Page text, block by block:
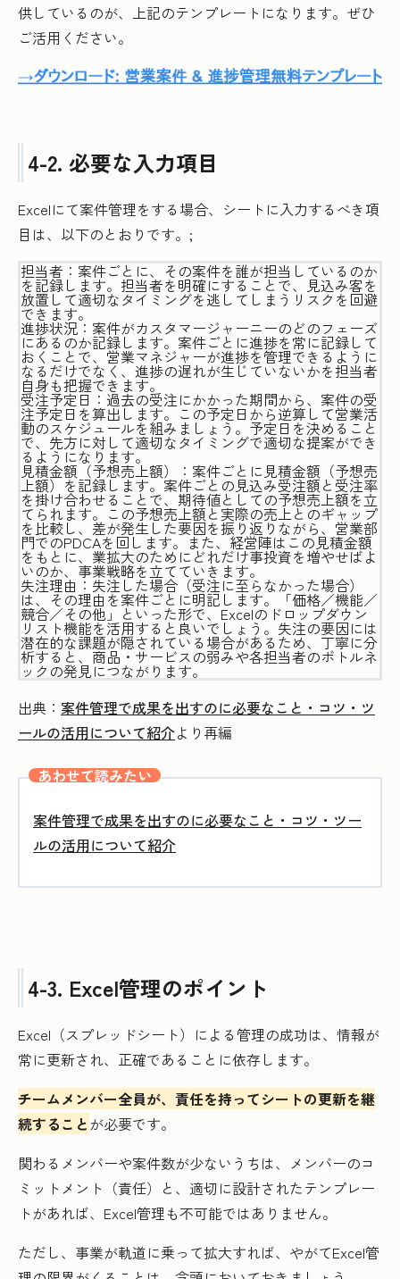
供しているのが、上記のテンプレートになります。ぜひ
ご活用ください。
4-2. 必要な入力項目
Excelにて案件管理をする場合、シートに入力するべき項
目は、以下のとおりです。;
担当者：案件ごとに、その案件を誰が担当しているのか
を記録します。担当者を明確にすることで、見込み客を
放置して適切なタイミングを逃してしまうリスクを回避
できます。
進捗状況：案件がカスタマージャーニーのどのフェーズ
にあるのか記録します。案件ごとに進捗を常に記録して
おくことで、営業マネジャーが進捗を管理できるように
なるだけでなく、進捗の遅れが生じていないかを担当者
自身も把握できます。
受注予定日：過去の受注にかかった期間から、案件の受
注予定日を算出します。この予定日から逆算して営業活
動のスケジュールを組みましょう。予定日を決めること
で、先方に対して適切なタイミングで適切な提案ができ
るようになります。
見積金額（予想売上額）：案件ごとに見積金額（予想売
上額）を記録します。案件ごとの見込み受注額と受注率
を掛け合わせることで、期待値としての予想売上額を立
てられます。この予想売上額と実際の売上とのギャップ
を比較し、差が発生した要因を振り返りながら、営業部
門でのPDCAを回します。また、経営陣はこの見積金額
をもとに、業拡大のためにどれだけ事投資を増やせばよ
いのか、事業戦略を立てていきます。
失注理由：失注した場合（受注に至らなかった場合）
は、その理由を案件ごとに明記します。「価格／機能／
競合／その他」といった形で、Excelのドロップダウン
リスト機能を活用すると良いでしょう。失注の要因には
潜在的な課題が隠されている場合があるため、丁寧に分
析すると、商品・サービスの弱みや各担当者のボトルネ
ックの発見につながります。
出典： 案件管理で成果を出すのに必要なこと・コツ・ツ
ールの活用について紹介より再編
あわせて読みたい
案件管理で成果を出すのに必要なこと・コツ・ツー
ルの活用について紹介
4-3. Excel管理のポイント
Excel（スプレッドシート）による管理の成功は、情報が
常に更新され、正確であることに依存します。
チームメンバー全員が、責任を持ってシートの更新を継
続することが必要です。
関わるメンバーや案件数が少ないうちは、メンバーのコ
ミットメント（責任）と、適切に設計されたテンプレー
トがあれば、Excel管理も不可能ではありません。
ただし、事業が軌道に乗って拡大すれば、やがてExcel管